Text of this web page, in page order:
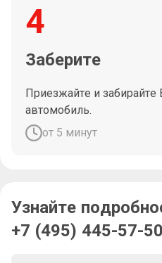
4
Заберите
Приезжайте и
автомобиль.
от 5 минут
Узнайте
+7 (495) 445-57-50